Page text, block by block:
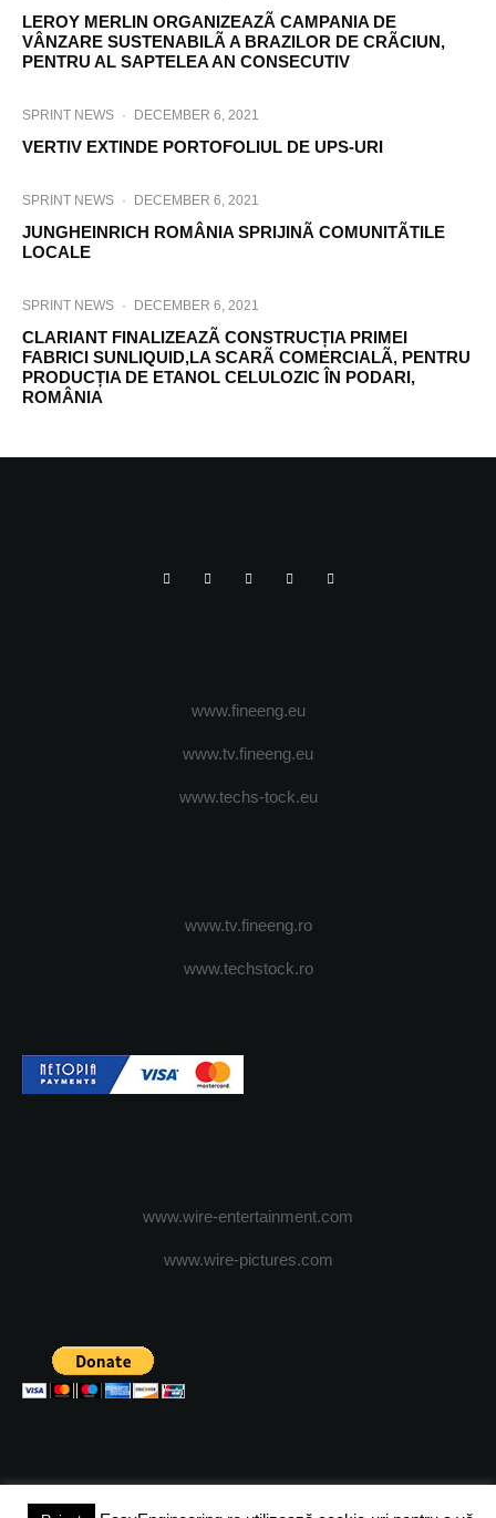
LEROY MERLIN ORGANIZEAZÃ CAMPANIA DE
VÂNZARE SUSTENABILÃ A BRAZILOR DE CRÃCIUN,
PENTRU AL SAPTELEA AN CONSECUTIV
SPRINT NEWS · DECEMBER 6, 2021
VERTIV EXTINDE PORTOFOLIUL DE UPS-URI
SPRINT NEWS · DECEMBER 6, 2021
JUNGHEINRICH ROMÂNIA SPRIJINÃ COMUNITÃTILE
LOCALE
SPRINT NEWS · DECEMBER 6, 2021
CLARIANT FINALIZEAZÃ CONSTRUCȚIA PRIMEI
FABRICI SUNLIQUID,LA SCARÃ COMERCIALÃ, PENTRU
PRODUCȚIA DE ETANOL CELULOZIC ÎN PODARI,
ROMÂNIA
www.fineeng.eu
www.tv.fineeng.eu
www.techs-tock.eu
www.tv.fineeng.ro
www.techstock.ro
www.wire-entertainment.com
www.wire-pictures.com